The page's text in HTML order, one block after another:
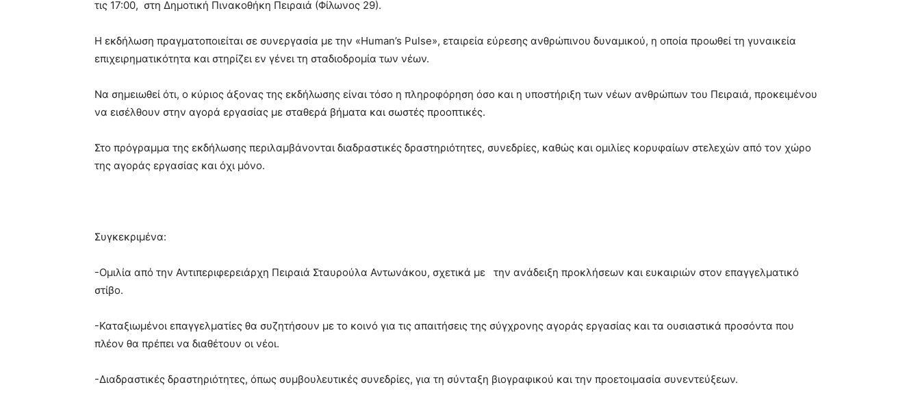
τις 17:00, στη Δημοτική Πινακοθήκη Πειραιά (Φίλωνος 29).
Η εκδήλωση πραγματοποιείται σε συνεργασία με την «Human’s Pulse», εταιρεία εύρεσης ανθρώπινου δυναμικού, η οποία προωθεί τη γυναικεία
επιχειρηματικότητα και στηρίζει εν γένει τη σταδιοδρομία των νέων.
Να σημειωθεί ότι, ο κύριος άξονας της εκδήλωσης είναι τόσο η πληροφόρηση όσο και η υποστήριξη των νέων ανθρώπων του Πειραιά, προκειμένου
να εισέλθουν στην αγορά εργασίας με σταθερά βήματα και σωστές προοπτικές.
Στο πρόγραμμα της εκδήλωσης περιλαμβάνονται διαδραστικές δραστηριότητες, συνεδρίες, καθώς και ομιλίες κορυφαίων στελεχών από τον χώρο
της αγοράς εργασίας και όχι μόνο.
Συγκεκριμένα:
-Ομιλία από την Αντιπεριφερειάρχη Πειραιά Σταυρούλα Αντωνάκου, σχετικά με την ανάδειξη προκλήσεων και ευκαιριών στον επαγγελματικό
στίβο.
-Καταξιωμένοι επαγγελματίες θα συζητήσουν με το κοινό για τις απαιτήσεις της σύγχρονης αγοράς εργασίας και τα ουσιαστικά προσόντα που
πλέον θα πρέπει να διαθέτουν οι νέοι.
-Διαδραστικές δραστηριότητες, όπως συμβουλευτικές συνεδρίες, για τη σύνταξη βιογραφικού και την προετοιμασία συνεντεύξεων.